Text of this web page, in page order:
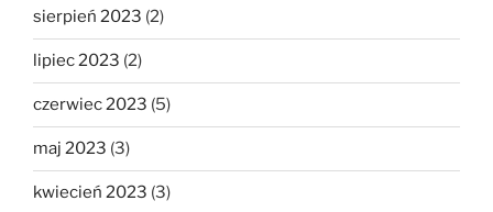
sierpień 2023 (2)
lipiec 2023 (2)
czerwiec 2023 (5)
maj 2023 (3)
kwiecień 2023 (3)